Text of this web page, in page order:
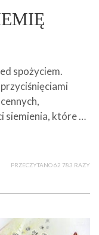
spożyciem.
siemienia, które …
PRZECZYTANO 62 783 RAZY